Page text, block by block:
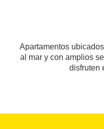
Apartamentos
al mar y con amplios
disfruten